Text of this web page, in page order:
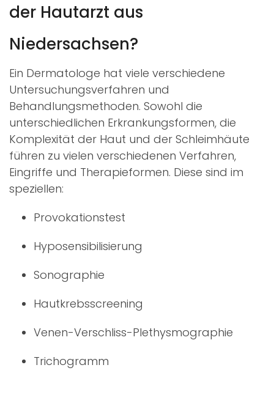
der Hautarzt aus
Niedersachsen?
Ein Dermatologe hat viele verschiedene
Untersuchungsverfahren und
Behandlungsmethoden. Sowohl die
unterschiedlichen Erkrankungsformen, die
Komplexität der Haut und der Schleimhäute
führen zu vielen verschiedenen Verfahren,
Eingriffe und Therapieformen. Diese sind im
speziellen:
Provokationstest
Hyposensibilisierung
Sonographie
Hautkrebsscreening
Venen-Verschliss-Plethysmographie
Trichogramm